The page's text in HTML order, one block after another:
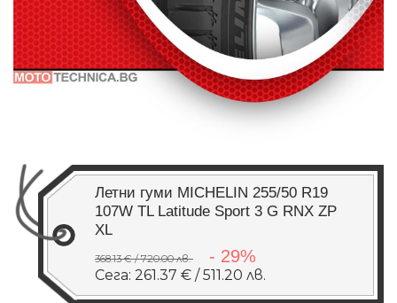
Летни гуми MICHELIN 255/50 R19
107W TL Latitude Sport 3 G RNX ZP
XL
368.13 € / 720.00 лв. - 29%
Сега: 261.37 € / 511.20 лв.